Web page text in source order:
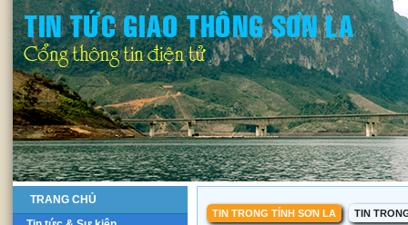
TRANG CHỦ
TIN TRONG TỈNH SƠN LA TIN